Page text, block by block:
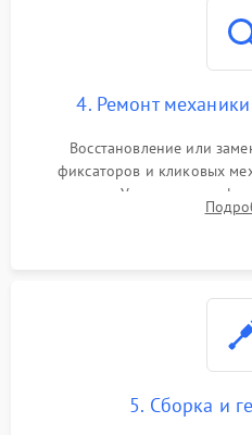
4. Ремонт
Восстановление или
фиксаторов и кликовых
поправок. Устранение
поврежденных линз,
5. Сборка и